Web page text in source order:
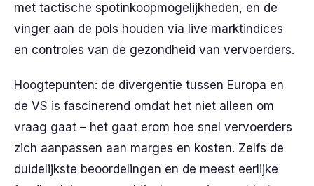
met tactische spotinkoopmogelijkheden, en de
vinger aan de pols houden via live marktindices
en controles van de gezondheid van vervoerders.
Hoogtepunten: de divergentie tussen Europa en
de VS is fascinerend omdat het niet alleen om
vraag gaat – het gaat erom hoe snel vervoerders
zich aanpassen aan marges en kosten. Zelfs de
duidelijkste beoordelingen en de meest eerlijke